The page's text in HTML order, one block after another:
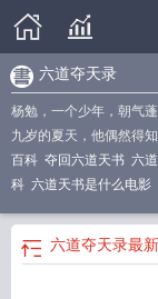
六道夺天录
杨勉，一个少年，朝气
九岁的夏天，他偶然得
百科 夺回六道天书 六
科 六道天书是什么电影
六道夺天录最